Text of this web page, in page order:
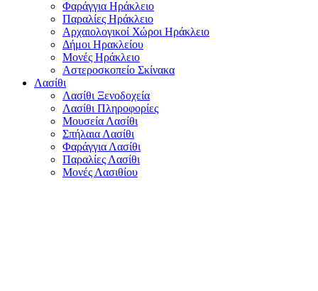
Φαράγγια Ηράκλειο
Παραλίες Ηράκλειο
Αρχαιολογικοί Χώροι Ηράκλειο
Δήμοι Ηρακλείου
Μονές Ηράκλειο
Αστεροσκοπείο Σκίνακα
Λασίθι
Λασίθι Ξενοδοχεία
Λασίθι Πληροφορίες
Μουσεία Λασίθι
Σπήλαια Λασίθι
Φαράγγια Λασίθι
Παραλίες Λασίθι
Μονές Λασιθίου